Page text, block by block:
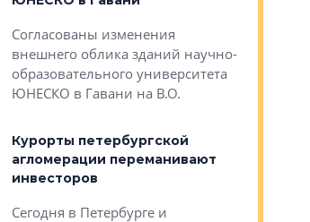
Согласованы изменения
внешнего облика зданий научно-
образовательного университета
ЮНЕСКО в Гавани на В.О.
Курорты петербургской
агломерации переманивают
инвесторов
Сегодня в Петербурге и